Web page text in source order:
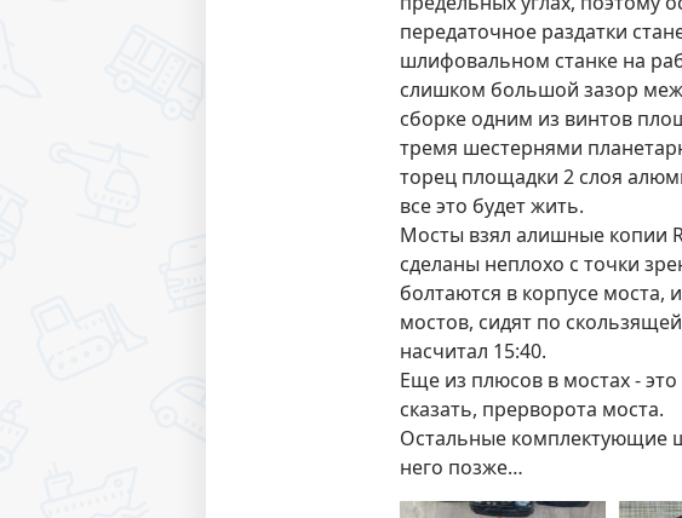
передаточное раздатки
шлифовальном станке на
слишком большой зазор
сборке одним из винтов
тремя шестернями
торец площадки 2 слоя
все это будет жить.
Мосты взял алишные копии
сделаны неплохо с точки
болтаются в корпусе моста,
мостов, сидят по
насчитал 15:40.
Еще из плюсов в мостах -
сказать, прерворота моста.
Остальные комплектующие
него позже…